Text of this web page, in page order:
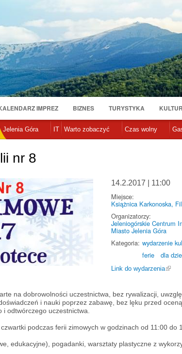
IMPREZ BIZNES TURYSTYKA
Jelenia Góra IT Warto zobaczyć Czas wolny
nr 8
14.2.2017 | 11:00
Miejsce:
Książnica Karkonoska,
Organizatorzy:
Jeleniogórskie Centrum
Miasto Jelenia Góra
Kategoria: wydarzenie
ferie
dla
Link do wydarzenia
na dobrowolności uczestnictwa, bez rywalizacji,
i nauki poprzez zabawę, bez lęku przed
i odtwórczego uczestnictwa.
podczas ferii zimowych w godzinach od 11:00 do
edukacyjne), pogadanki, warsztaty plastyczne z